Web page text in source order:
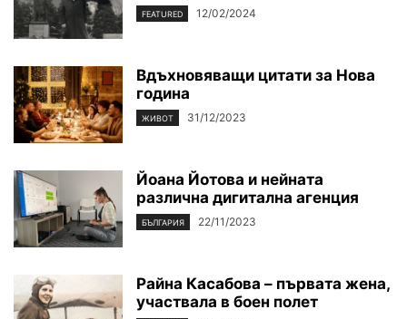
FEATURED 12/02/2024
Вдъхновяващи цитати за Нова
година
ЖИВОТ 31/12/2023
Йоана Йотова и нейната
различна дигитална агенция
БЪЛГАРИЯ 22/11/2023
Райна Касабова – първата жена,
участвала в боен полет